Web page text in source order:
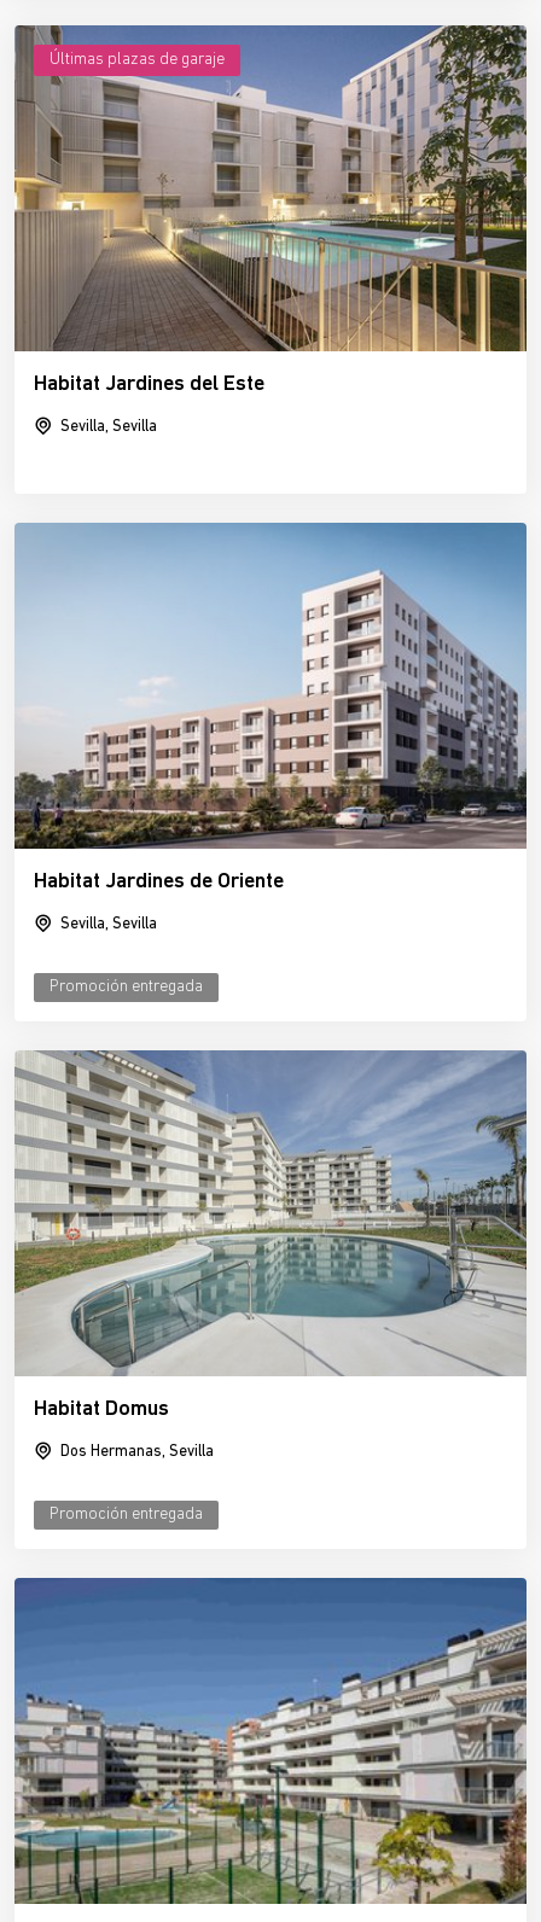
Últimas plazas de garaje
Habitat Jardines del Este
Sevilla, Sevilla
Habitat Jardines de Oriente
Sevilla, Sevilla
Promoción entregada
Habitat Domus
Dos Hermanas, Sevilla
Promoción entregada